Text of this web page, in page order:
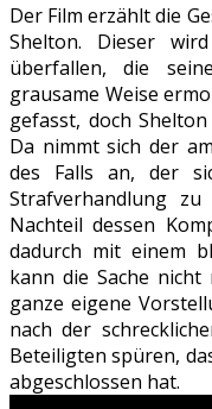
Der Film erzählt die
Shelton. Dieser
überfallen, die
grausame Weise
gefasst, doch
Da nimmt sich der
des Falls an, der
Strafverhandlung
Nachteil dessen
dadurch mit einem
kann die Sache
ganze eigene
nach der
Beteiligten spüren,
abgeschlossen hat.